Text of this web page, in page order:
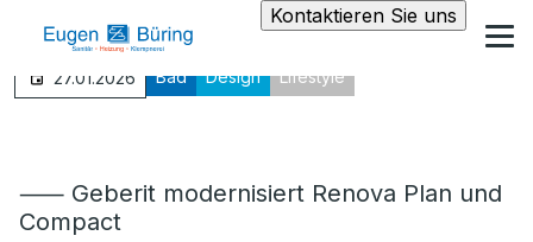
Kontaktieren Sie uns
27.01.2026 Bad Design Lifestyle
⸺ Geberit modernisiert Renova Plan und
Compact